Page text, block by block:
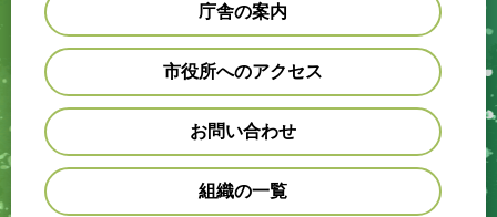
庁舎の案内
市役所へのアクセス
お問い合わせ
組織の一覧